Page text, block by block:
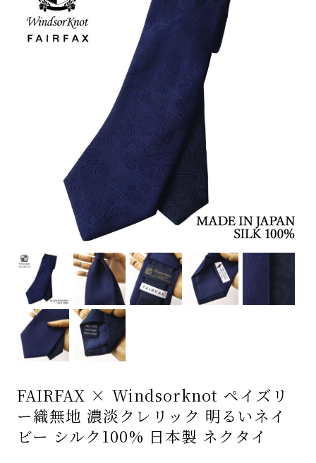
FAIRFAX × Windsorknot ペイズリ
ー織無地 濃淡クレリック 明るいネイ
ビー シルク100% 日本製 ネクタイ